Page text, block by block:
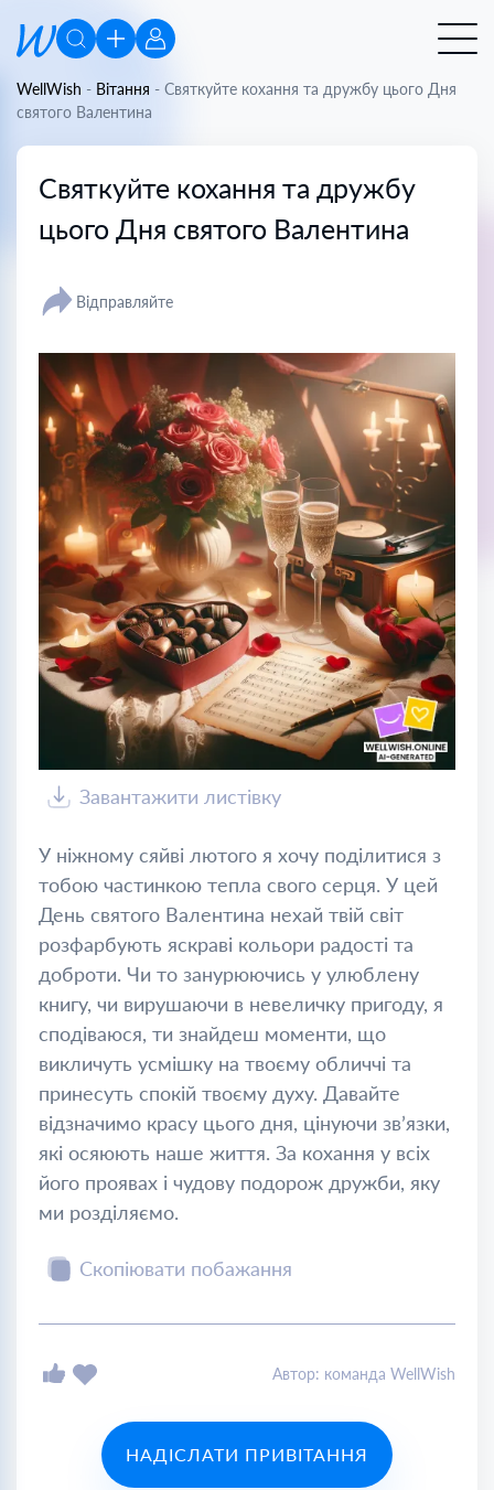
WellWish - Вітання - Святкуйте кохання та дружбу цього Дня
святого Валентина
Святкуйте кохання та дружбу
цього Дня святого Валентина
Відправляйте
Завантажити листівку
У ніжному сяйві лютого я хочу поділитися з
тобою частинкою тепла свого серця. У цей
День святого Валентина нехай твій світ
розфарбують яскраві кольори радості та
доброти. Чи то занурюючись у улюблену
книгу, чи вирушаючи в невеличку пригоду, я
сподіваюся, ти знайдеш моменти, що
викличуть усмішку на твоєму обличчі та
принесуть спокій твоєму духу. Давайте
відзначимо красу цього дня, цінуючи зв’язки,
які осяюють наше життя. За кохання у всіх
його проявах і чудову подорож дружби, яку
ми розділяємо.
Скопіювати побажання
Автор: команда WellWish
НАДІСЛАТИ ПРИВІТАННЯ